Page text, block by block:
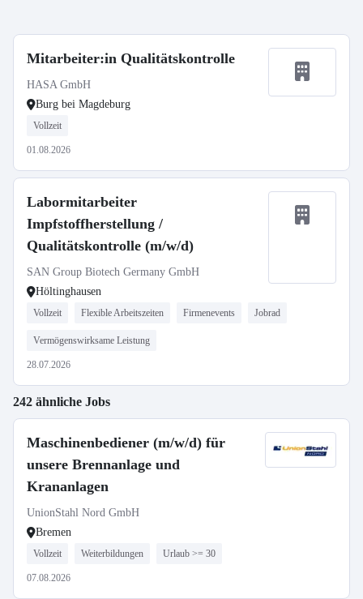
Mitarbeiter:in Qualitätskontrolle
HASA GmbH
Burg bei Magdeburg
Vollzeit
01.08.2026
Labormitarbeiter
Impfstoffherstellung /
Qualitätskontrolle (m/w/d)
SAN Group Biotech Germany GmbH
Höltinghausen
Vollzeit Flexible Arbeitszeiten Firmenevents Jobrad
Vermögenswirksame Leistung
28.07.2026
242 ähnliche Jobs
Maschinenbediener (m/w/d) für
unsere Brennanlage und
Krananlagen
UnionStahl Nord GmbH
Bremen
Vollzeit Weiterbildungen Urlaub >= 30
07.08.2026